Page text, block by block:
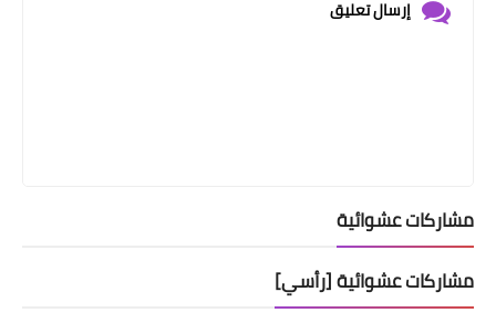
إرسال تعليق
مشاركات عشوائية
مشاركات عشوائية [رأسي]